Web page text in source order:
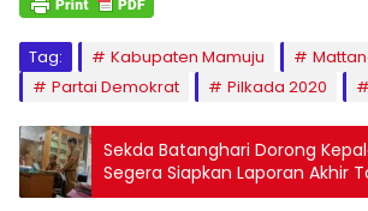
Tag: Kabupaten Mamuju
Partai Demokrat
Pilkada 2020
Sekda Batanghari Dorong
Segera Siapkan Laporan Akhir